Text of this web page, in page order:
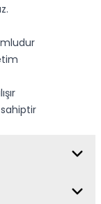
sahiptir